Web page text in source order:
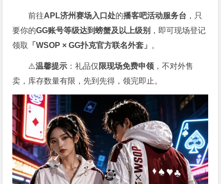
前往APL济州赛场入口处的播客吧活动服务台 ，只
要你的GG账号等级达到螃蟹及以上级别 ，即可现场登记
领取
「WSOP × GG扑克官方联名外套」 。
⚠️温馨提示 ：礼品仅 限现场免费申领 ，不对外售
卖，库存数量有限，先到先得，领完即止。